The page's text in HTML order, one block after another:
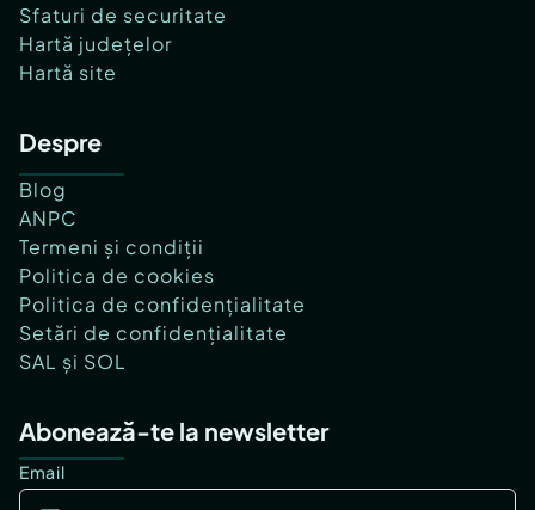
Sfaturi de securitate
Hartă județelor
Hartă site
Despre
Blog
ANPC
Termeni și condiții
Politica de cookies
Politica de confidențialitate
Setări de confidențialitate
SAL și SOL
Abonează-te la newsletter
Email